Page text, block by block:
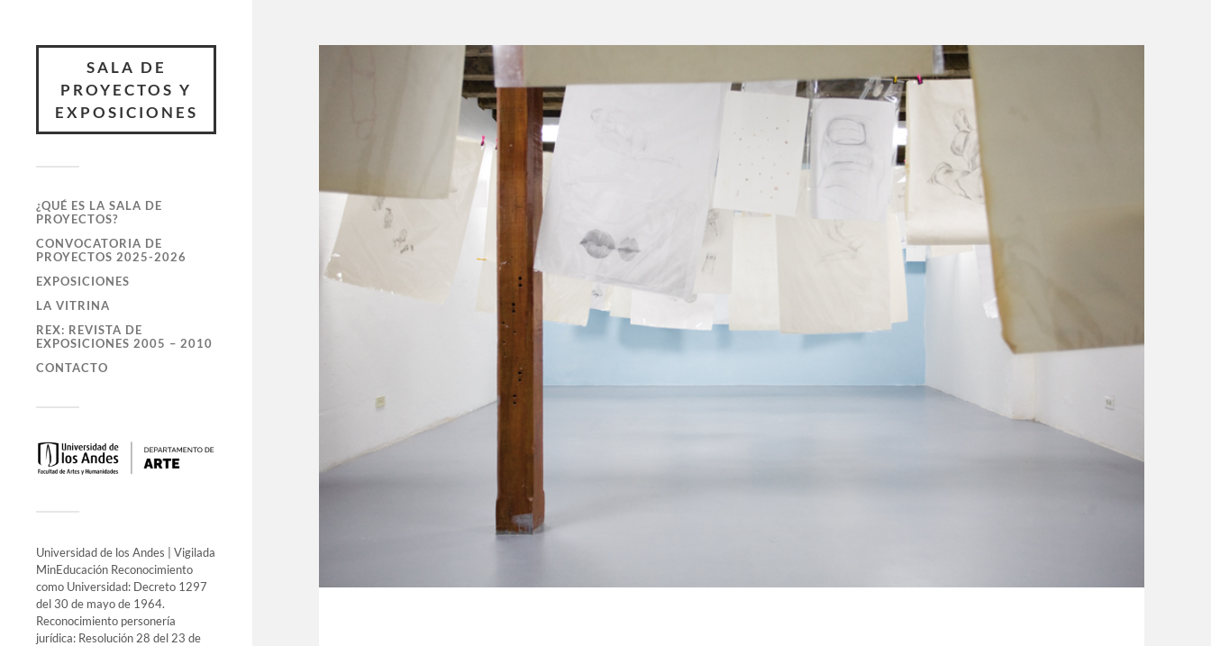
SALA DE
PROYECTOS Y
EXPOSICIONES
¿QUÉ ES LA SALA DE
PROYECTOS?
CONVOCATORIA DE
PROYECTOS 2025-2026
EXPOSICIONES
LA VITRINA
REX: REVISTA DE
EXPOSICIONES 2005 – 2010
CONTACTO
Universidad de los Andes | Vigilada
MinEducación Reconocimiento
como Universidad: Decreto 1297
del 30 de mayo de 1964.
Reconocimiento personería
jurídica: Resolución 28 del 23 de